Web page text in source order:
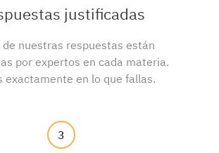
justificadas
nuestras respuestas están
por expertos en cada materia.
exactamente en lo que fallas.
3